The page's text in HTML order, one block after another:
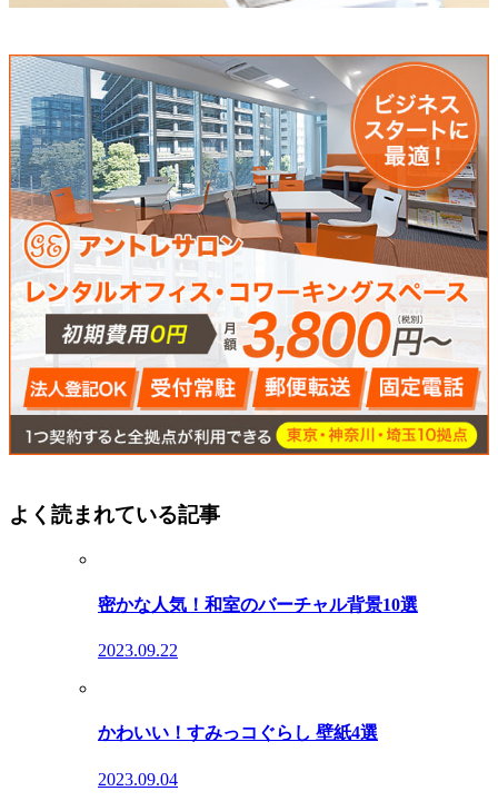
よく読まれている記事
密かな人気！和室のバーチャル背景10選
2023.09.22
かわいい！すみっコぐらし 壁紙4選
2023.09.04